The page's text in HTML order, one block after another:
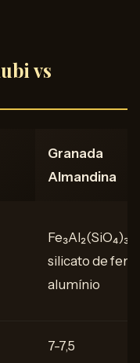
vs
Granada
Almandina
Fe₃Al₂(SiO₄)₃
silicato de
alumínio
7-7,5